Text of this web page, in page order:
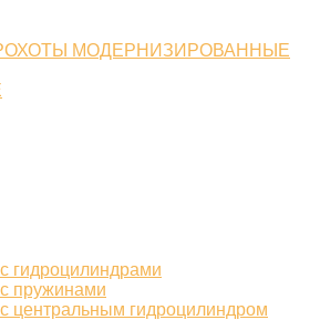
МОДЕРНИЗИРОВАННЫЕ
гидроцилиндрами
пружинами
центральным гидроцилиндром